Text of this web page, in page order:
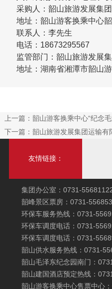
采购人：韶山旅游发展集
地址：韶山游客换乘中心
联系人：李先生
电话：18673295567
监管部门：韶山旅游发展
地址：湖南省湘潭市韶山
上一篇： 韶山游客换乘中心“纪念
下一篇： 韶山旅游发展集团运输有
友情链接：
集团办公室：0731-
韶峰景区票房：0731-
环保车服务热线：0731-
环保车调度电话：0731-
环保车调度电话：0731-
韶山供水服务热线：0731-
韶山毛泽东纪念园南门：
韶山建国酒店预定热线：
韶山游客换乘中心售票中心